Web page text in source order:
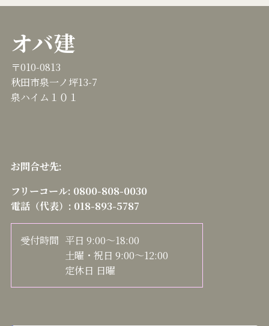
オバ建
〒010-0813
秋田市泉一ノ坪13-7
泉ハイム１０１
お問合せ先:
フリーコール: 0800-808-0030
電話（代表）: 018-893-5787
受付時間 平日 9:00～18:00
土曜・祝日 9:00～12:00
定休日 日曜